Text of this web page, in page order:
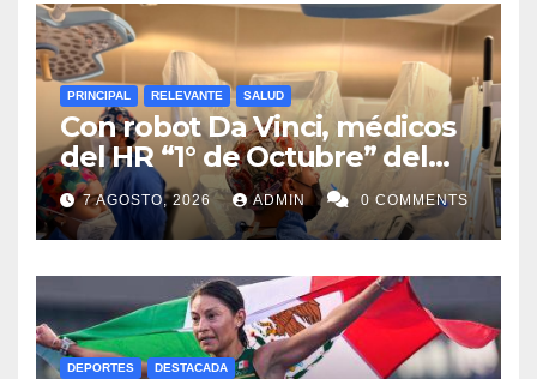
PRINCIPAL RELEVANTE SALUD
Con robot Da Vinci, médicos
del HR “1° de Octubre” del
ISSSTE retiran tumor renal a
paciente de 72 años
7 AGOSTO, 2026 ADMIN 0 COMMENTS
DEPORTES DESTACADA